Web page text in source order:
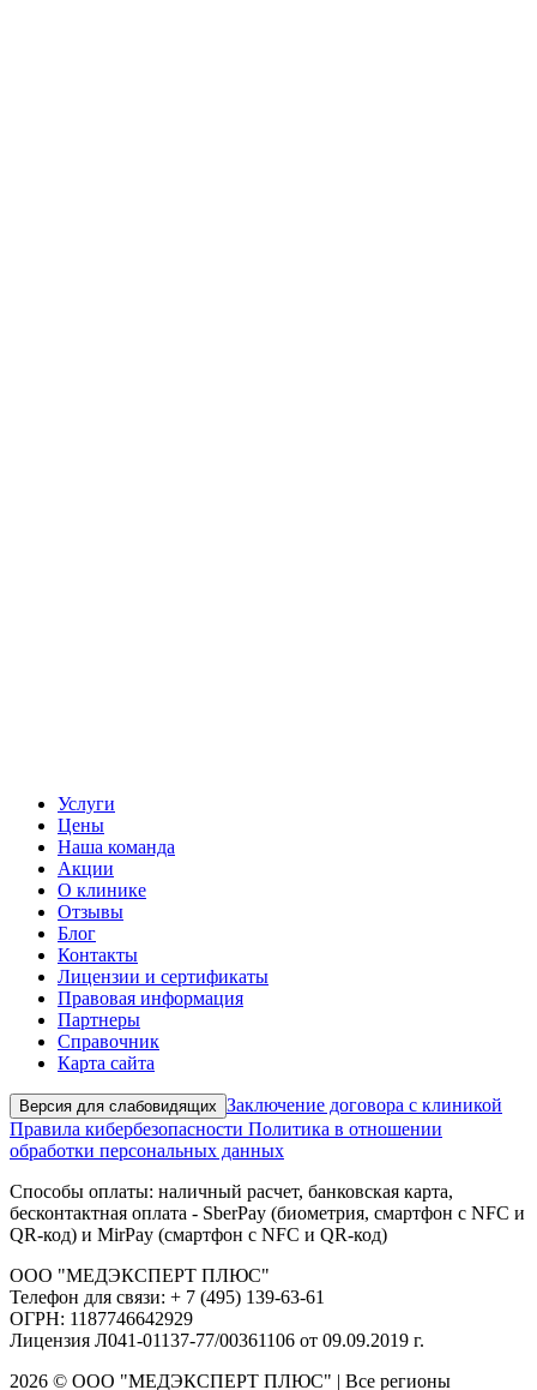
Услуги
Цены
Наша команда
Акции
О клинике
Отзывы
Блог
Контакты
Лицензии и сертификаты
Правовая информация
Партнеры
Справочник
Карта сайта
Версия для слабовидящих Заключение договора с клиникой
Правила кибербезопасности Политика в отношении
обработки персональных данных
Способы оплаты: наличный расчет, банковская карта,
бесконтактная оплата - SberPay (биометрия, смартфон с NFC и
QR-код) и MirPay (смартфон с NFC и QR-код)
ООО "МЕДЭКСПЕРТ ПЛЮС"
Телефон для связи: + 7 (495) 139-63-61
ОГРН: 1187746642929
Лицензия Л041-01137-77/00361106 от 09.09.2019 г.
2026 © ООО "МЕДЭКСПЕРТ ПЛЮС" | Все регионы